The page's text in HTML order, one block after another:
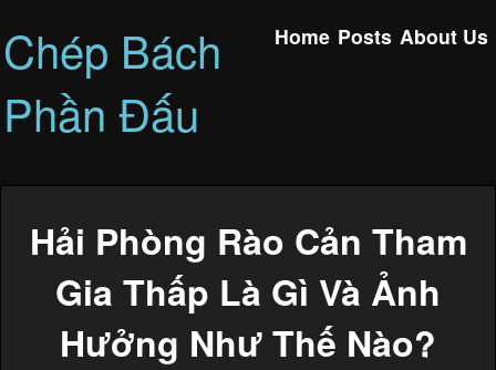
Chép Bách
Phần Đấu
Home Posts About Us
Hải Phòng Rào Cản Tham
Gia Thấp Là Gì Và Ảnh
Hưởng Như Thế Nào?